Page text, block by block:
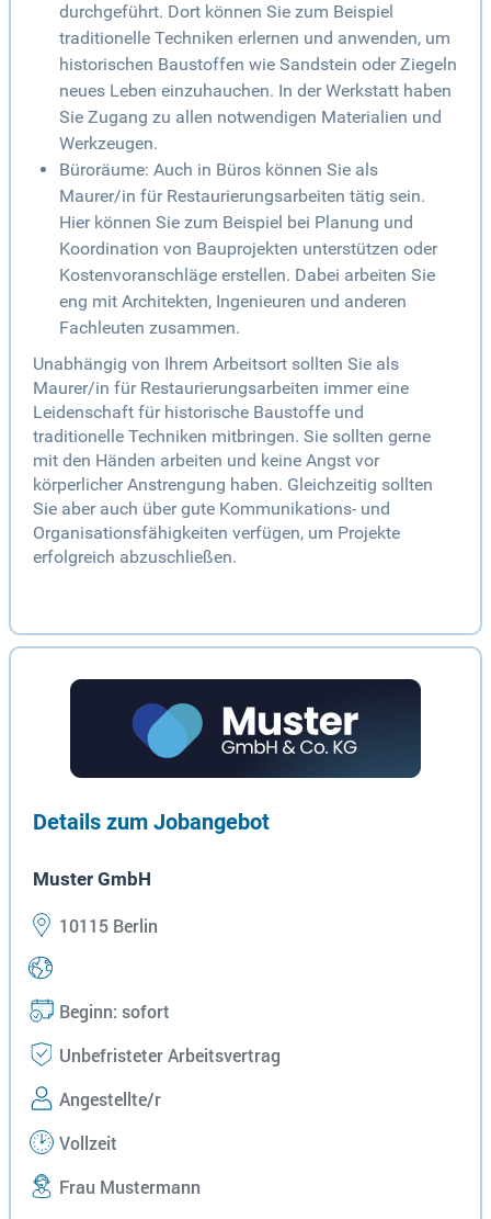
durchgeführt. Dort können Sie zum Beispiel
traditionelle Techniken erlernen und anwenden, um
historischen Baustoffen wie Sandstein oder Ziegeln
neues Leben einzuhauchen. In der Werkstatt haben
Sie Zugang zu allen notwendigen Materialien und
Werkzeugen.
Büroräume: Auch in Büros können Sie als
Maurer/in für Restaurierungsarbeiten tätig sein.
Hier können Sie zum Beispiel bei Planung und
Koordination von Bauprojekten unterstützen oder
Kostenvoranschläge erstellen. Dabei arbeiten Sie
eng mit Architekten, Ingenieuren und anderen
Fachleuten zusammen.
Unabhängig von Ihrem Arbeitsort sollten Sie als
Maurer/in für Restaurierungsarbeiten immer eine
Leidenschaft für historische Baustoffe und
traditionelle Techniken mitbringen. Sie sollten gerne
mit den Händen arbeiten und keine Angst vor
körperlicher Anstrengung haben. Gleichzeitig sollten
Sie aber auch über gute Kommunikations- und
Organisationsfähigkeiten verfügen, um Projekte
erfolgreich abzuschließen.
Details zum Jobangebot
Muster GmbH
10115 Berlin
Beginn: sofort
Unbefristeter Arbeitsvertrag
Angestellte/r
Vollzeit
Frau Mustermann